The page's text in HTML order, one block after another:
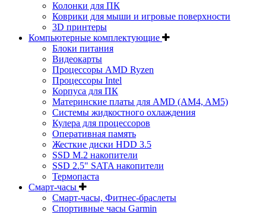
Колонки для ПК
Коврики для мыши и игровые поверхности
3D принтеры
Компьютерные комплектующие
Блоки питания
Видеокарты
Процессоры AMD Ryzen
Процессоры Intel
Корпуса для ПК
Материнские платы для AMD (AM4, AM5)
Системы жидкостного охлаждения
Кулера для процессоров
Оперативная память
Жесткие диски HDD 3.5
SSD M.2 накопители
SSD 2.5" SATA накопители
Термопаста
Смарт-часы
Смарт-часы, Фитнес-браслеты
Спортивные часы Garmin